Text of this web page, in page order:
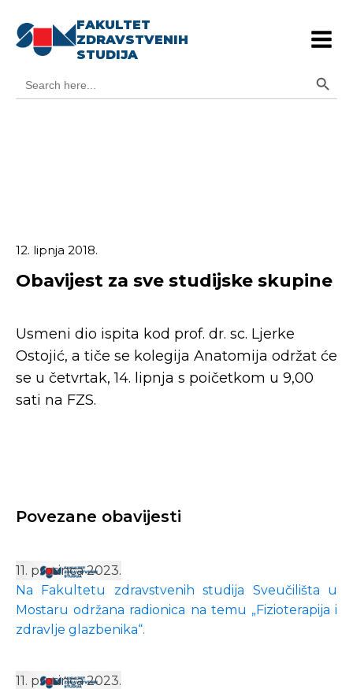
FAKULTET
ZDRAVSTVENIH
STUDIJA
for:
12. lipnja 2018.
Obavijest za sve studijske skupine
Usmeni dio ispita kod prof. dr. sc. Ljerke
Ostojić, a tiče se kolegija Anatomija održat će
se u četvrtak, 14. lipnja s poičetkom u 9,00
sati na FZS.
Povezane obavijesti
11. prosinca 2023.
Na Fakultetu zdravstvenih studija Sveučilišta u
Mostaru održana radionica na temu „Fizioterapija i
zdravlje glazbenika“.
11. prosinca 2023.